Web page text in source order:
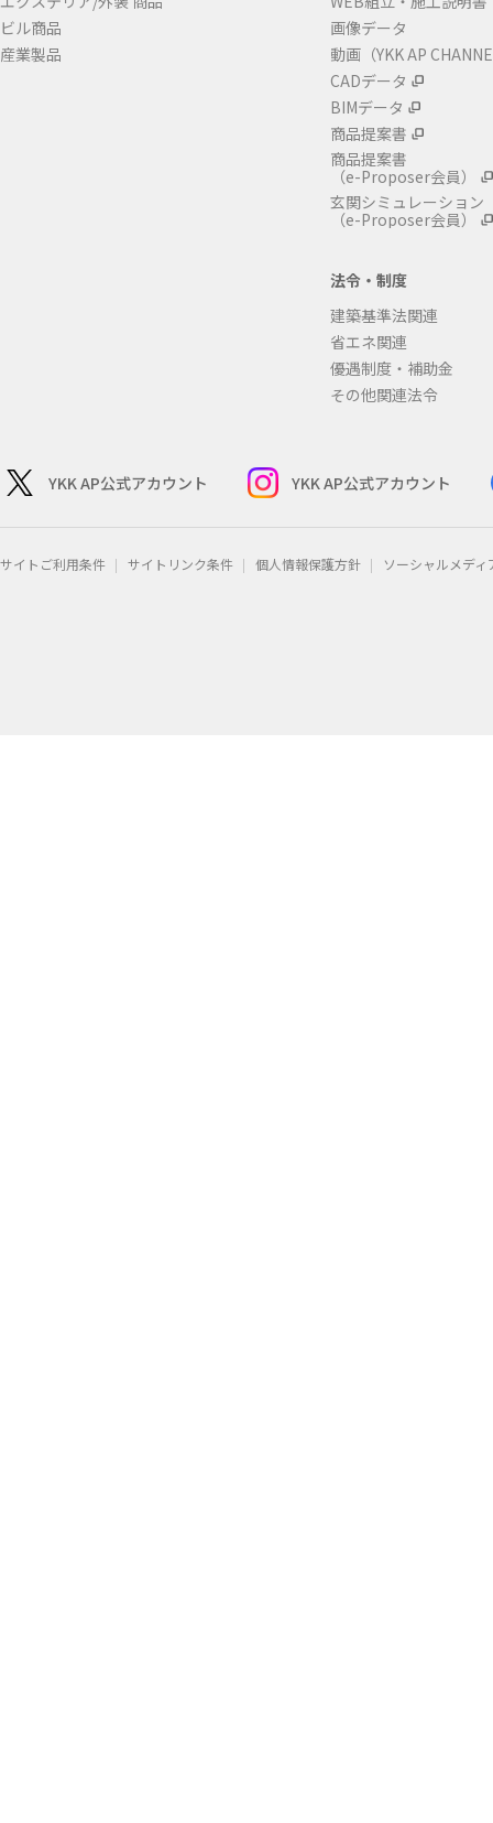
ビル商品
産業製品
画像データ
動画（YKK AP
CADデータ
BIMデータ
商品提案書
商品提案書
（e-Proposer会員）
玄関シミュレーション
（e-Proposer会員）
法令・制度
建築基準法関連
省エネ関連
優遇制度・補助金
その他関連法令
YKK AP公式アカウント YKK AP公式アカウント
サイトご利用条件 サイトリンク条件 個人情報保護方針 ソーシャルメデ